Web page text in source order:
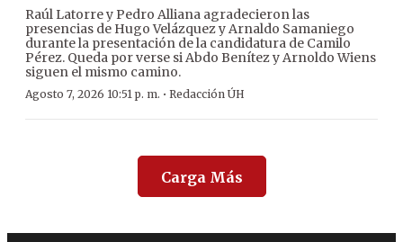
Raúl Latorre y Pedro Alliana agradecieron las
presencias de Hugo Velázquez y Arnaldo Samaniego
durante la presentación de la candidatura de Camilo
Pérez. Queda por verse si Abdo Benítez y Arnoldo Wiens
siguen el mismo camino.
Agosto 7, 2026 10:51 p. m. · Redacción ÚH
Carga Más